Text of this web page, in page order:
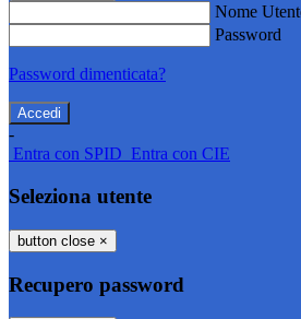
Nome
Password
Password dimenticata?
-
Entra con SPID Entra con CIE
Seleziona utente
button close ×
Recupero password